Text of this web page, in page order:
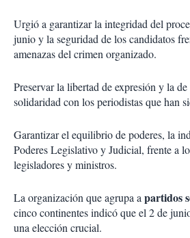
Urgió a garantizar la integridad del
junio y la seguridad de los candidatos
amenazas del crimen organizado.
Preservar la libertad de expresión y la
solidaridad con los periodistas que han
Garantizar el equilibrio de poderes, la
Poderes Legislativo y Judicial, frente a
legisladores y ministros.
La organización que agrupa apartidos
cinco continentes indicó que el 2 de
una elección crucial.